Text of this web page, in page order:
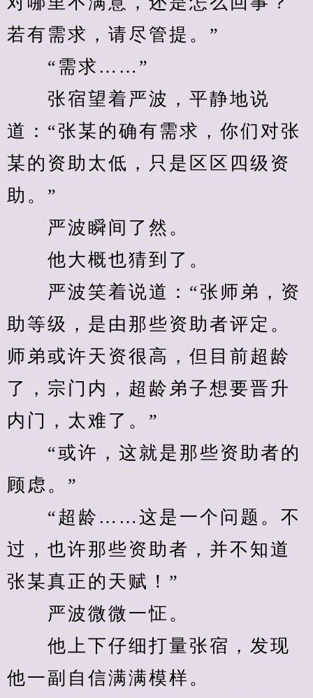
若有需求，请尽管提。”
“需求……”
张宿望着严波，平静地说
道：“张某的确有需求，你们对张
某的资助太低，只是区区四级资
助。”
严波瞬间了然。
他大概也猜到了。
严波笑着说道：“张师弟，资
助等级，是由那些资助者评定。
师弟或许天资很高，但目前超龄
了，宗门内，超龄弟子想要晋升
内门，太难了。”
“或许，这就是那些资助者的
顾虑。”
“超龄……这是一个问题。不
过，也许那些资助者，并不知道
张某真正的天赋！”
严波微微一怔。
他上下仔细打量张宿，发现
他一副自信满满模样。